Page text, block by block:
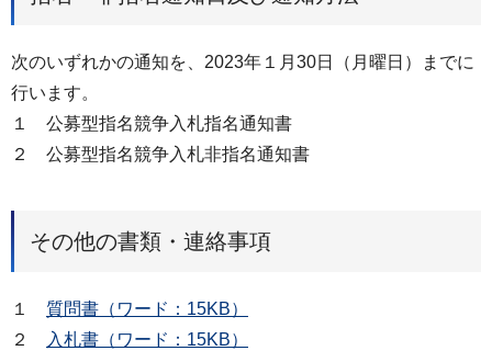
次のいずれかの通知を、2023年１月30日（月曜日）までに
行います。
１ 公募型指名競争入札指名通知書
２ 公募型指名競争入札非指名通知書
その他の書類・連絡事項
１ 質問書（ワード：15KB）
２
入札書（ワード：15KB）